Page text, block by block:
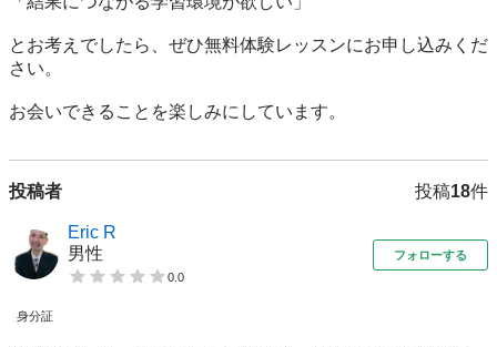
とお考えでしたら、ぜひ無料体験レッスンにお申し込みくだ
さい。
お会いできることを楽しみにしています。
投稿者 投稿18件
Eric R
男性
0.0
フォローする
身分証